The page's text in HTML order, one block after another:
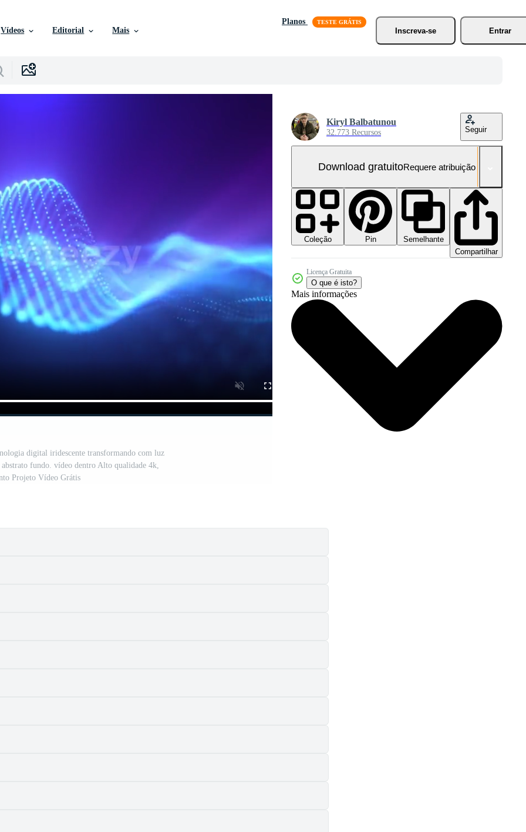
Vídeos Editorial Mais
Planos
Inscreva-se
Entrar
digital iridescente transformando com luz
fundo. vídeo dentro Alto qualidade 4k,
Projeto Vídeo Grátis
Kiryl Balbatunou
32.773 Recursos Seguir
Download gratuitoRequere atribuição
Coleção Pin
Semelhante
Compartilhar
Licença Gratuita
O que é isto?
Mais informações